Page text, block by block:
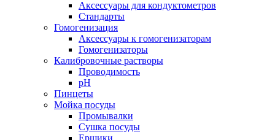
Аксессуары для кондуктометров
Стандарты
Гомогенизация
Аксессуары к гомогенизаторам
Гомогенизаторы
Калибровочные растворы
Проводимость
pH
Пинцеты
Мойка посуды
Промывалки
Сушка посуды
Ершики